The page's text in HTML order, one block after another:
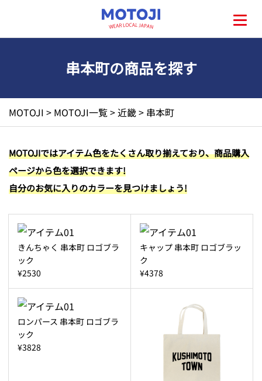
HOME
地元一覧
お問い合わせ
串本町の商品を探す
MOTOJI > MOTOJI一覧>近畿> 串本町
MOTOJIではアイテム色をたくさん取り揃えており、商品購入
ページから色を選択できます!
自分のお気に入りのカラーを見つけましょう!
きんちゃく 串本町 ロゴブラ
ック
¥2530
キャップ 串本町 ロゴブラッ
ク
¥4378
ロンパース 串本町 ロゴブラ
ック
¥3828